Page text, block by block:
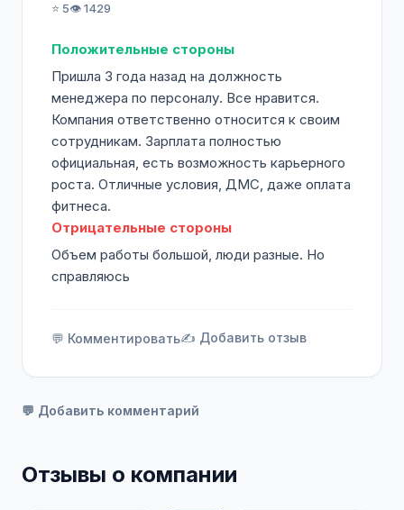
⭐ 5👁️ 1429
Положительные стороны
Пришла 3 года назад на должность
менеджера по персоналу. Все нравится.
Компания ответственно относится к своим
сотрудникам. Зарплата полностью
официальная, есть возможность карьерного
роста. Отличные условия, ДМС, даже оплата
фитнеса.
Отрицательные стороны
Объем работы большой, люди разные. Но
справляюсь
💬 Комментировать✍️ Добавить отзыв
💬 Добавить комментарий
Отзывы о компании